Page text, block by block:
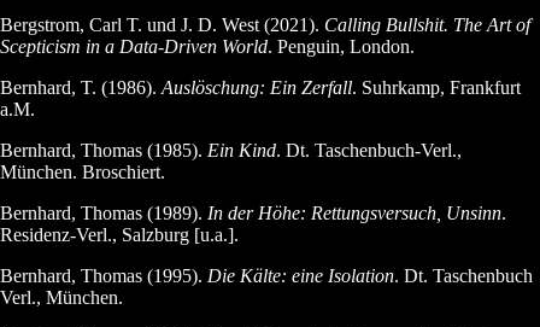
Bergstrom, Carl T. und J. D. West (2021). Calling Bullshit. The Art of
Scepticism in a Data-Driven World. Penguin, London.
Bernhard, T. (1986).Auslöschung: Ein Zerfall. Suhrkamp, Frankfurt
a.M.
Bernhard, Thomas (1985). Ein Kind. Dt. Taschenbuch-Verl.,
München. Broschiert.
Bernhard, Thomas (1989). In der Höhe: Rettungsversuch, Unsinn.
Residenz-Verl., Salzburg [u.a.].
Bernhard, Thomas (1995). Die Kälte: eine Isolation. Dt. Taschenbuch
Verl., München.